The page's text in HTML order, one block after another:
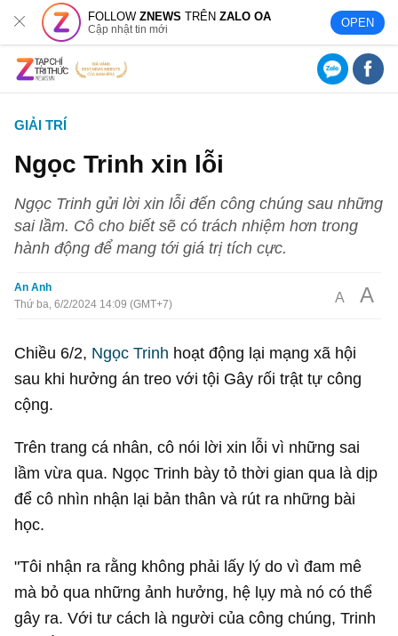
FOLLOWZNEWS TRÊNZALO OA
Cập nhật tin mới OPEN
GIẢI TRÍ
Ngọc Trinh xin lỗi
Ngọc Trinh gửi lời xin lỗi đến công chúng sau những
sai lầm. Cô cho biết sẽ có trách nhiệm hơn trong
hành động để mang tới giá trị tích cực.
An Anh
Thứ ba, 6/2/2024 14:09 (GMT+7)
A A
Chiều 6/2, Ngọc Trinh hoạt động lại mạng xã hội
sau khi hưởng án treo với tội Gây rối trật tự công
cộng.
Trên trang cá nhân, cô nói lời xin lỗi vì những sai
lầm vừa qua. Ngọc Trinh bày tỏ thời gian qua là dịp
để cô nhìn nhận lại bản thân và rút ra những bài
học.
"Tôi nhận ra rằng không phải lấy lý do vì đam mê
mà bỏ qua những ảnh hưởng, hệ lụy mà nó có thể
gây ra. Với tư cách là người của công chúng, Trinh